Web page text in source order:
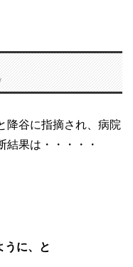
降谷に指摘され、病院
結果は・・・・・
うに、と